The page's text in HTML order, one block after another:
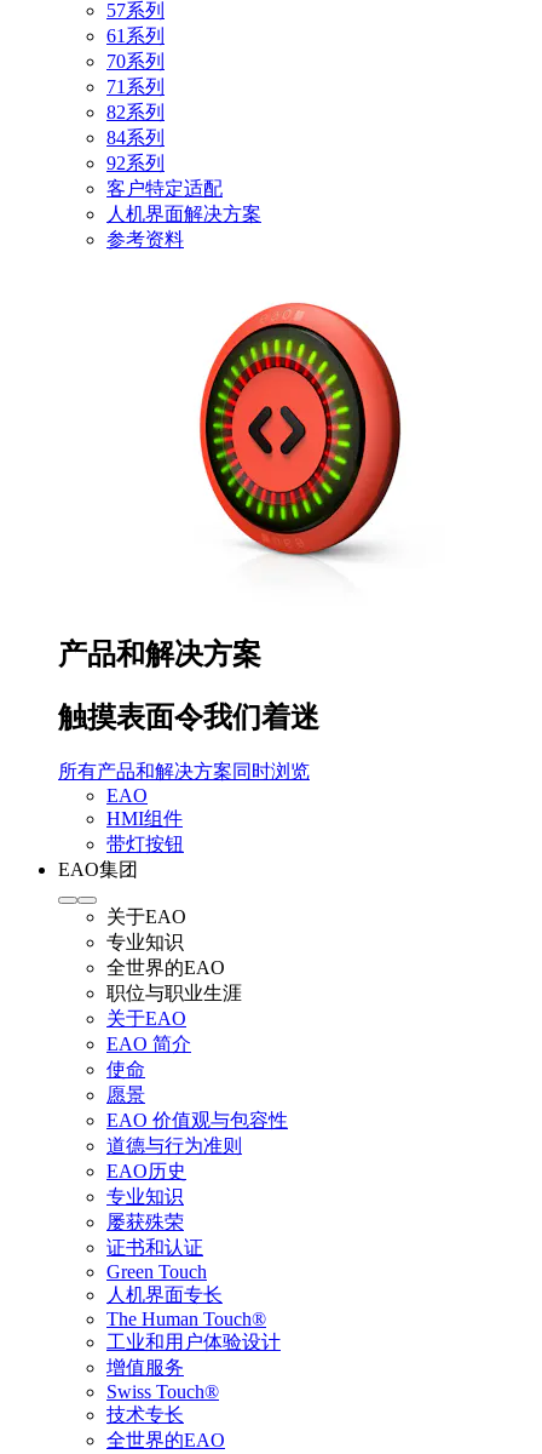
57系列
61系列
70系列
71系列
82系列
84系列
92系列
客户特定适配
人机界面解决方案
参考资料
产品和解决方案
触摸表面令我们着迷
所有产品和解决方案同时浏览
EAO
HMI组件
带灯按钮
EAO集团
关于EAO
专业知识
全世界的EAO
职位与职业生涯
关于EAO
EAO 简介
使命
愿景
EAO 价值观与包容性
道德与行为准则
EAO历史
专业知识
屡获殊荣
证书和认证
Green Touch
人机界面专长
The Human Touch®
工业和用户体验设计
增值服务
Swiss Touch®
技术专长
全世界的EAO